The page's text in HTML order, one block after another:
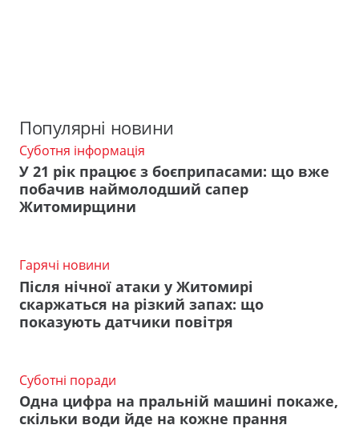
Популярні новини
Суботня інформація
У 21 рік працює з боєприпасами: що вже
побачив наймолодший сапер
Житомирщини
Гарячі новини
Після нічної атаки у Житомирі
скаржаться на різкий запах: що
показують датчики повітря
Суботні поради
Одна цифра на пральній машині покаже,
скільки води йде на кожне прання